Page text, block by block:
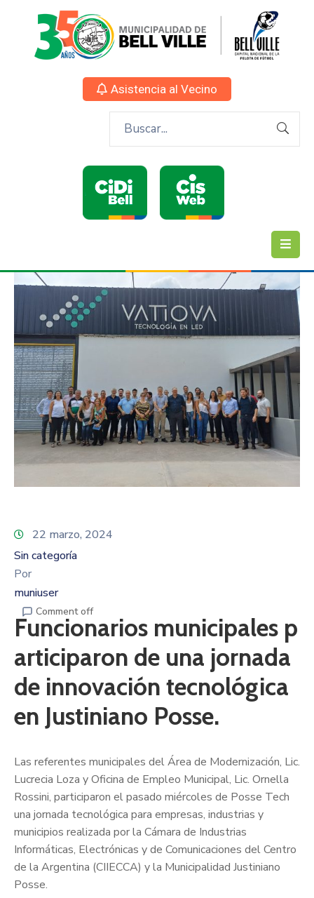
Asistencia al Vecino
22 marzo, 2024
Sin categoría
Por
muniuser
Comment off
Funcionarios municipales p
articiparon de una jornada
de innovación tecnológica
en Justiniano Posse.
Las referentes municipales del Área de Modernización, Lic.
Lucrecia Loza y Oficina de Empleo Municipal, Lic. Ornella
Rossini, participaron el pasado miércoles de Posse Tech
una jornada tecnológica para empresas, industrias y
municipios realizada por la Cámara de Industrias
Informáticas, Electrónicas y de Comunicaciones del Centro
de la Argentina (CIIECCA) y la Municipalidad Justiniano
Posse.